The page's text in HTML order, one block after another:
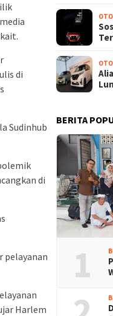
di
Sudinhub
di
pelayanan
Harlem
BERITA
1